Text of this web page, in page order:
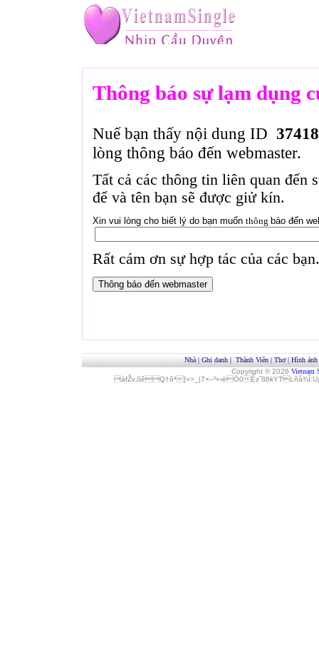
Thông báo sự lạm dụng
Nuế bạn thấy nội dung ID
lòng thông báo đến webmaster.
Tất cả các thông tin liên quan đến
để và tên bạn sẽ được giử kín.
Xin vui lòng cho biết lý do bạn muốn thông báo đến
Rất cám ơn sự hợp tác của các bạn.
Nhà | Ghi danh | Thành Viên | Thơ| Hình ảnh
Copyright © 2026 Vietnam
áfŽv‚ßêQ†ôª[»>_|7×–²»‹èÓ0